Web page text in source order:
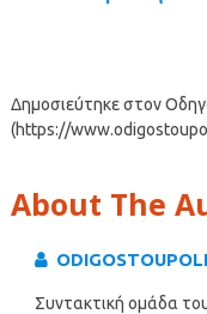
Δημοσιεύτηκε στον
(https://
About The
Συντακτική ομάδα